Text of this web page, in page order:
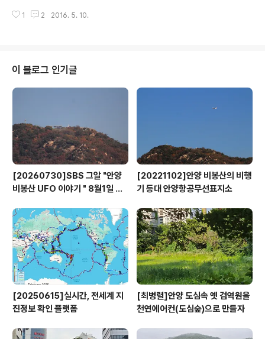
즈음 같으면 교통대란이 일어 났을겁니다. 화물열차는 아
이는 하얀 건물은 안양초등학교이고요. 그 아래 주택들이
만 했지요. 이곳은 과거 교하동(안양5동)이라 불리웠는데
옛 지명인 남부동(안양1동)과 주접동(안양6동) 사이에 위
치한 자그마한 동네로 사실 시민들이 알고 있는 안양5동과
은 만안대로를 건너편에 있어 "이곳이 왜 안양5동..
1 2 2016. 5. 10.
이 블로그 인기글
[20260730]SBS 그알 "안양
비봉산 UFO 이야기 " 8월1일 방
[20221102]안양 비봉산의 비행
기 등대 안양항공무선표지소
[20250615]실시간, 전세계 지
진정보 확인 플랫폼
[최병렬]안양 도심속 옛 검역원을
천연에어컨(도심숲)으로 만들자